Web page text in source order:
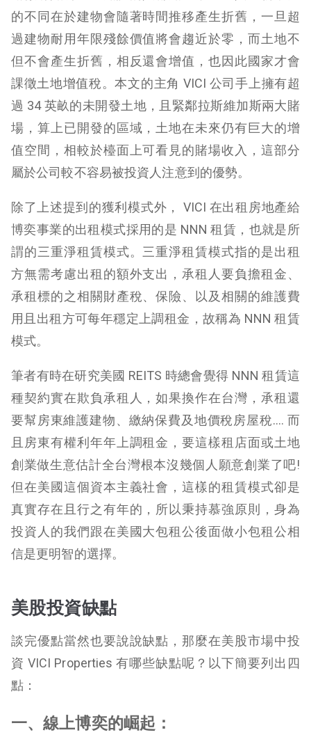
的不同在於建物會隨著時間推移產生折舊，一旦超
過建物耐用年限殘餘價值將會趨近於零，而土地不
但不會產生折舊，相反還會增值，也因此國家才會
課徵土地增值稅。本文的主角 VICI 公司手上擁有超
過 34 英畝的未開發土地，且緊鄰拉斯維加斯兩大賭
場，算上已開發的區域，土地在未來仍有巨大的增
值空間，相較於檯面上可看見的賭場收入，這部分
屬於公司較不容易被投資人注意到的優勢。
除了上述提到的獲利模式外， VICI 在出租房地產給
博奕事業的出租模式採用的是 NNN 租賃，也就是所
謂的三重淨租賃模式。三重淨租賃模式指的是出租
方無需考慮出租的額外支出，承租人要負擔租金、
承租標的之相關財產稅、保險、以及相關的維護費
用且出租方可每年穩定上調租金，故稱為 NNN 租賃
模式。
筆者有時在研究美國 REITS 時總會覺得 NNN 租賃這
種契約實在欺負承租人，如果換作在台灣，承租還
要幫房東維護建物、繳納保費及地價稅房屋稅…. 而
且房東有權利年年上調租金，要這樣租店面或土地
創業做生意估計全台灣根本沒幾個人願意創業了吧!
但在美國這個資本主義社會，這樣的租賃模式卻是
真實存在且行之有年的，所以秉持慕強原則，身為
投資人的我們跟在美國大包租公後面做小包租公相
信是更明智的選擇。
美股投資缺點
談完優點當然也要說說缺點，那麼在美股市場中投
資 VICI Properties 有哪些缺點呢？以下簡要列出四
點：
一、線上博奕的崛起：